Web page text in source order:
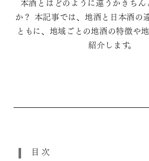
本酒とはどのように違うかきちん
か？ 本記事では、地酒と日本酒の
ともに、地域ごとの地酒の特徴や
紹介します。
目次